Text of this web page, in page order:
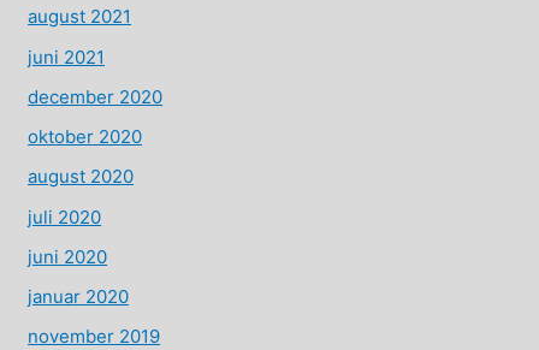
august 2021
juni 2021
december 2020
oktober 2020
august 2020
juli 2020
juni 2020
januar 2020
november 2019